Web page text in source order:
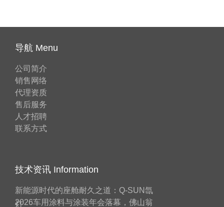
导航 Menu
公司简介
销售网络
代理资质
售后服务
人才招聘
联系方式
技术资讯 Information
新能源时代的座舱耐久之道：Q-SUN氙
灯
2026车用涂料与涂装年会落幕，佛山翁